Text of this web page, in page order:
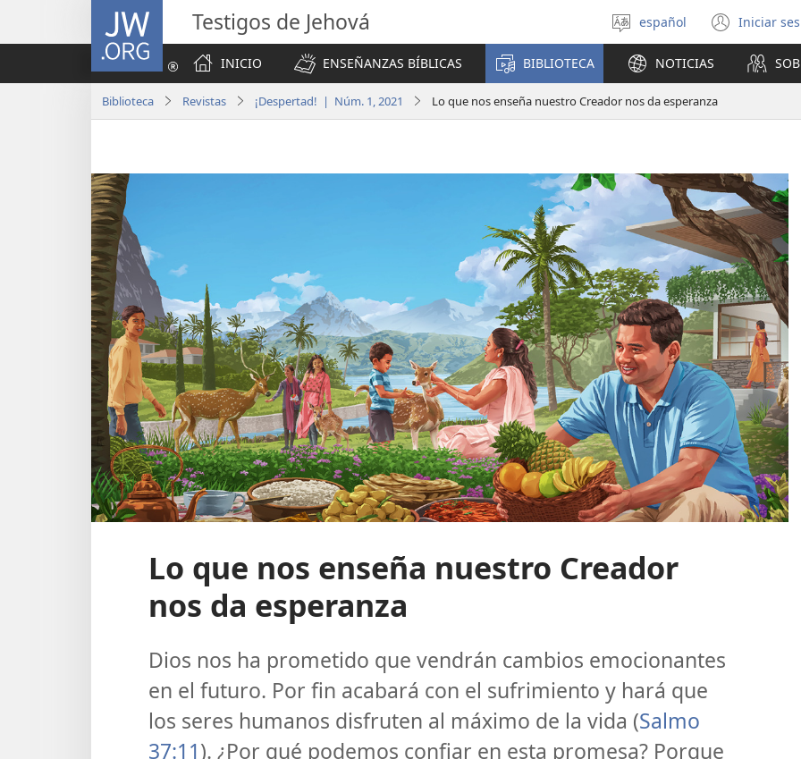
JW.ORG Testigos de Jehová
Seleccionar
idioma
español Iniciar(abre
una
nueva
INICIO
ENSEÑANZAS BÍBLICAS BIBLIOTECA NOTICIAS
Biblioteca Revistas ¡Despertad! | Núm. 1, 2021 Lo que nos enseña nuestro Creador nos da esperanza
Lo que nos enseña nuestro Creador
nos da esperanza
Dios nos ha prometido que vendrán cambios emocionantes
en el futuro. Por fin acabará con el sufrimiento y hará que
los seres humanos disfruten al máximo de la vida (Salmo
37:11). ¿Por qué podemos confiar en esta promesa? Porque